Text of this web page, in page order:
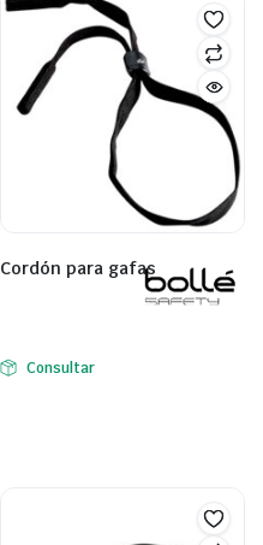
Cordón para gafas
Consultar